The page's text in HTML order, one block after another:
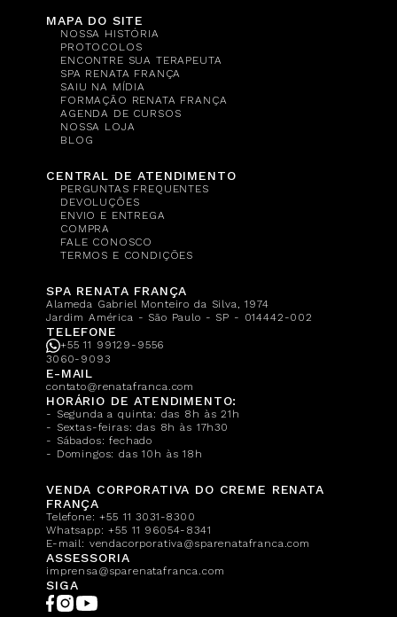
MAPA DO SITE
NOSSA HISTÓRIA
PROTOCOLOS
ENCONTRE SUA TERAPEUTA
SPA RENATA FRANÇA
SAIU NA MÍDIA
FORMAÇÃO RENATA FRANÇA
AGENDA DE CURSOS
NOSSA LOJA
BLOG
CENTRAL DE ATENDIMENTO
PERGUNTAS FREQUENTES
DEVOLUÇÕES
ENVIO E ENTREGA
COMPRA
FALE CONOSCO
TERMOS E CONDIÇÕES
SPA RENATA FRANÇA
Alameda Gabriel Monteiro da Silva, 1974
Jardim América - São Paulo - SP - 014442-002
TELEFONE
+55 11 99129-9556
3060-9093
E-MAIL
contato@renatafranca.com
HORÁRIO DE ATENDIMENTO:
- Segunda a quinta: das 8h às 21h
- Sextas-feiras: das 8h às 17h30
- Sábados: fechado
- Domingos: das 10h às 18h
VENDA CORPORATIVA DO CREME RENATA
FRANÇA
Telefone:+55 11 3031-8300
Whatsapp:+55 11 96054-8341
E-mail: vendacorporativa@sparenatafranca.com
ASSESSORIA
imprensa@sparenatafranca.com
SIGA